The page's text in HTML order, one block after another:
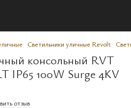
Светильники уличные Revolt
консольный RVT
IP65 100W Surge 4KV
отзыв